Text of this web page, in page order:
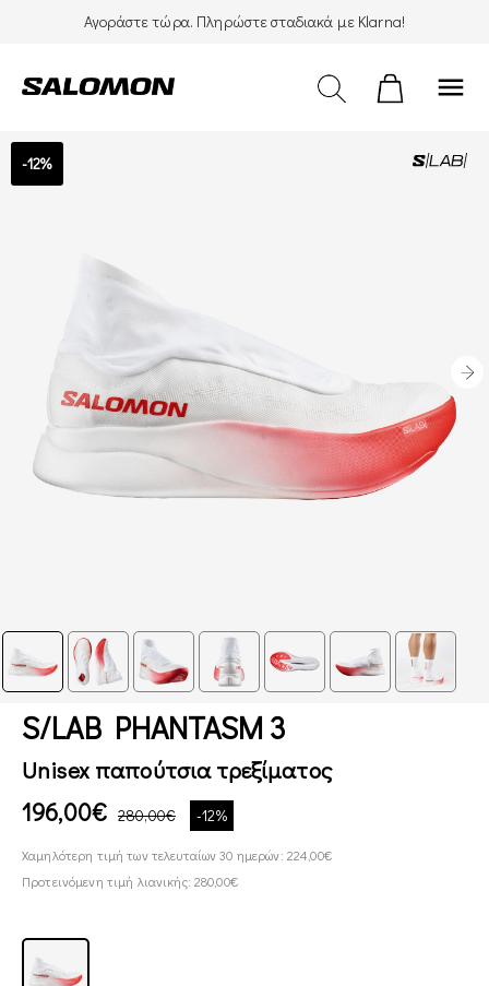
Αγοράστε τώρα. Πληρώστε σταδιακά με Klarna!
menu
-12%
S/LAB PHANTASM 3
Unisex παπούτσια τρεξίματος
196,00€ 280,00€ -12%
Χαμηλότερη τιμή των τελευταίων 30 ημερών: 224,00€
Προτεινόμενη τιμή λιανικής: 280,00€